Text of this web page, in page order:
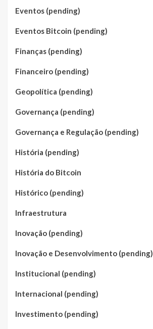
Eventos (pending)
Eventos Bitcoin (pending)
Finanças (pending)
Financeiro (pending)
Geopolítica (pending)
Governança (pending)
Governança e Regulação (pending)
História (pending)
História do Bitcoin
Histórico (pending)
Infraestrutura
Inovação (pending)
Inovação e Desenvolvimento (pending)
Institucional (pending)
Internacional (pending)
Investimento (pending)